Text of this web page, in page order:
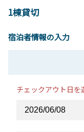
1棟貸切
宿泊者情報の入力
チェックアウト日を